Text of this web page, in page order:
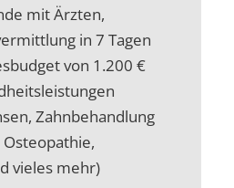
mit Ärzten,
in 7 Tagen
von 1.200 €
Zahnbehandlung
vieles mehr)